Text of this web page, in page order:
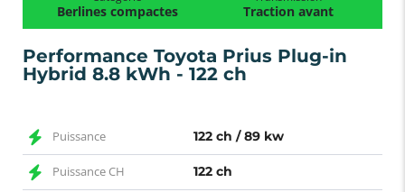
Berlines compactes Traction avant
Performance Toyota Prius Plug-in
Hybrid 8.8 kWh - 122 ch
Puissance 122 ch / 89 kw
Puissance CH 122 ch